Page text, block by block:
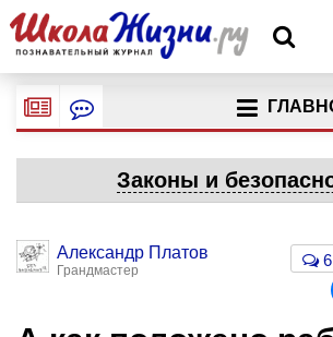
Законы и
Александр Платов
Грандмастер
6